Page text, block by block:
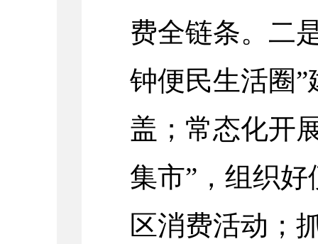
费全链条。 二
钟便民生活圈
盖； 常态化开
集市”，组织
区消费活动；